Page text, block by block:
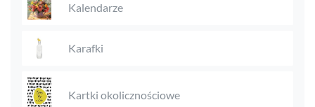
Kalendarze
Karafki
Kartki okolicznościowe